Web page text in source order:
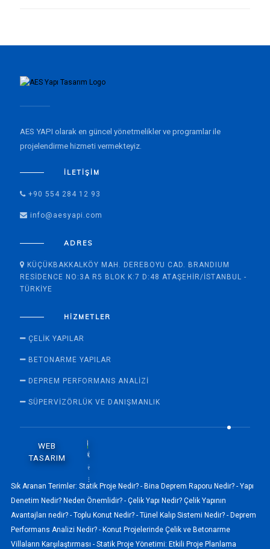
AES YAPI olarak en güncel yönetmelikler ve programlar ile
projelendirme hizmeti vermekteyiz.
İLETIŞIM
+90 554 284 12 93
info@aesyapi.com
ADRES
KÜÇÜKBAKKALKÖY MAH. DEREBOYU CAD. BRANDIUM
RESIDENCE NO:3A R5 BLOK K:7 D:48 ATAŞEHIR/İSTANBUL -
TÜRKIYE
HIZMETLER
ÇELIK YAPILAR
BETONARME YAPILAR
DEPREM PERFORMANS ANALIZI
SÜPERVİZÖRLÜK VE DANIŞMANLIK
WEB
TASARIM
Sık Aranan Terimler: Statik Proje Nedir? - Bina Deprem Raporu Nedir? - Yapı
Denetim Nedir? Neden Önemlidir? - Çelik Yapı Nedir? Çelik Yapının
Avantajları nedir? - Toplu Konut Nedir? - Tünel Kalıp Sistemi Nedir? - Deprem
Performans Analizi Nedir? - Konut Projelerinde Çelik ve Betonarme
Villaların Karşılaştırması - Statik Proje Yönetimi: Etkili Proje Planlama